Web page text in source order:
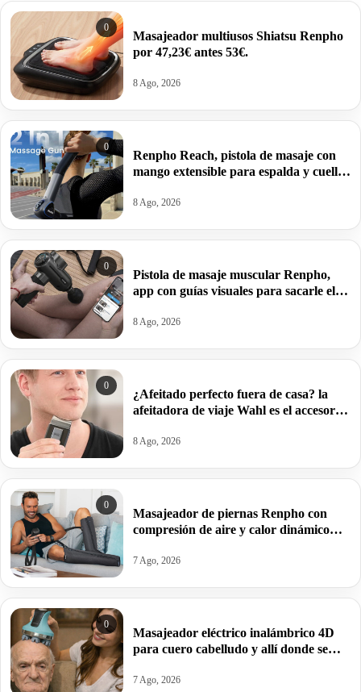
0
Masajeador multiusos Shiatsu Renpho
por 47,23€ antes 53€.
8 Ago, 2026
0
Renpho Reach, pistola de masaje con
mango extensible para espalda y cuello
8 Ago, 2026
0
Pistola de masaje muscular Renpho,
app con guías visuales para sacarle el
109,99€.
8 Ago, 2026
0
¿Afeitado perfecto fuera de casa? la
afeitadora de viaje Wahl es el accesorio
9,78€.
8 Ago, 2026
0
Masajeador de piernas Renpho con
compresión de aire y calor dinámico
31,99€ antes 109,99€.
7 Ago, 2026
0
Masajeador eléctrico inalámbrico 4D
para cuero cabelludo y allí donde se
blanco por solo 14,99€.
7 Ago, 2026